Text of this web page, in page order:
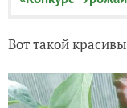
Вот такой